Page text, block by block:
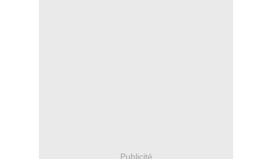
Publicité